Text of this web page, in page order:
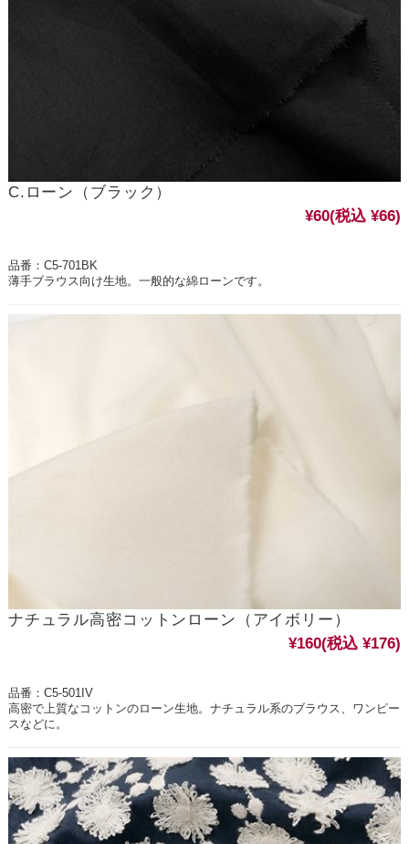
C.ローン（ブラック）
¥60(税込 ¥66)
品番：C5-701BK
薄手ブラウス向け生地。一般的な綿ローンです。
ナチュラル高密コットンローン（アイボリー）
¥160(税込 ¥176)
品番：C5-501IV
高密で上質なコットンのローン生地。ナチュラル系のブラウス、ワンピー
スなどに。